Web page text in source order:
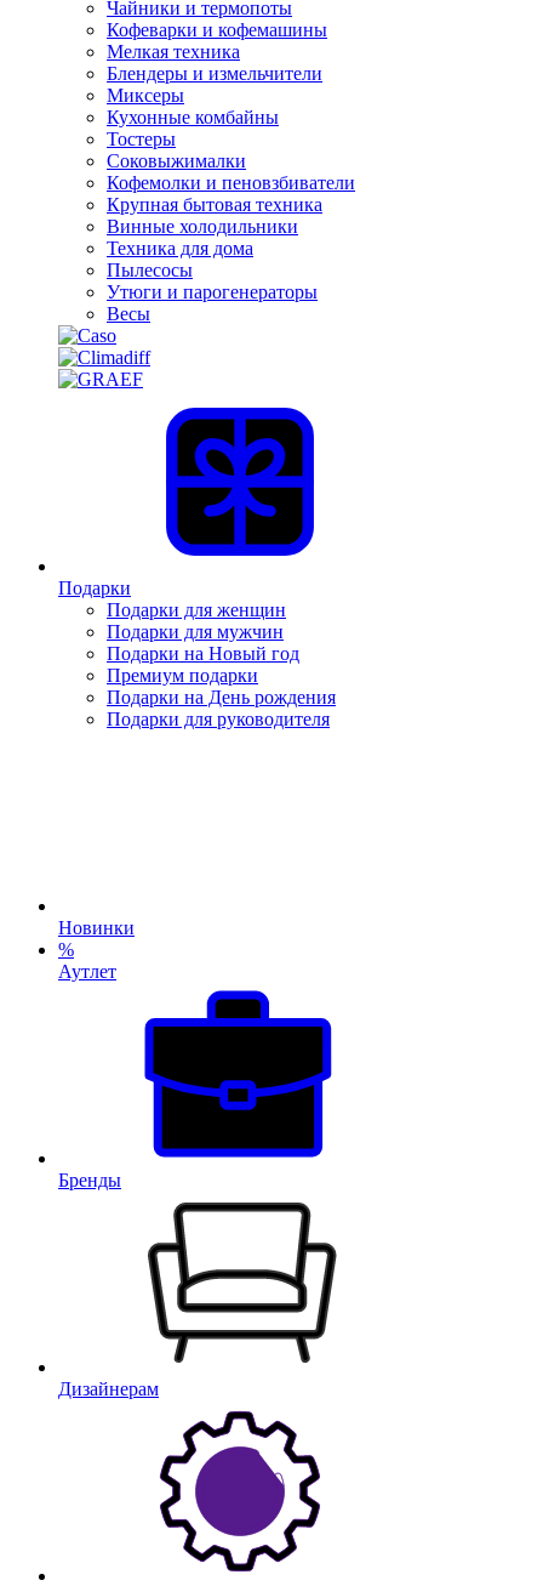
Чайники и термопоты
Кофеварки и кофемашины
Мелкая техника
Блендеры и измельчители
Миксеры
Кухонные комбайны
Тостеры
Соковыжималки
Кофемолки и пеновзбиватели
Крупная бытовая техника
Винные холодильники
Техника для дома
Пылесосы
Утюги и парогенераторы
Весы
Подарки
Подарки для женщин
Подарки для мужчин
Подарки на Новый год
Премиум подарки
Подарки на День рождения
Подарки для руководителя
Новинки
%
Аутлет
Бренды
Дизайнерам